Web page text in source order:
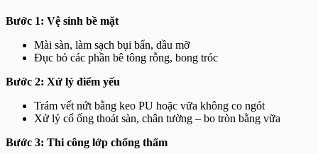
Bước 1: Vệ sinh bề mặt
Mài sàn, làm sạch bụi bẩn, dầu mỡ
Đục bỏ các phần bê tông rỗng, bong tróc
Bước 2: Xử lý điểm yếu
Trám vết nứt bằng keo PU hoặc vữa không co ngót
Xử lý cổ ống thoát sàn, chân tường – bo tròn bằng vữa
Bước 3: Thi công lớp chống thấm